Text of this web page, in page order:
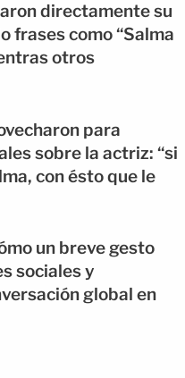
directamente su
frases como “Salma
otros
para
sobre la actriz: “si
con ésto que le
un breve gesto
sociales y
global en